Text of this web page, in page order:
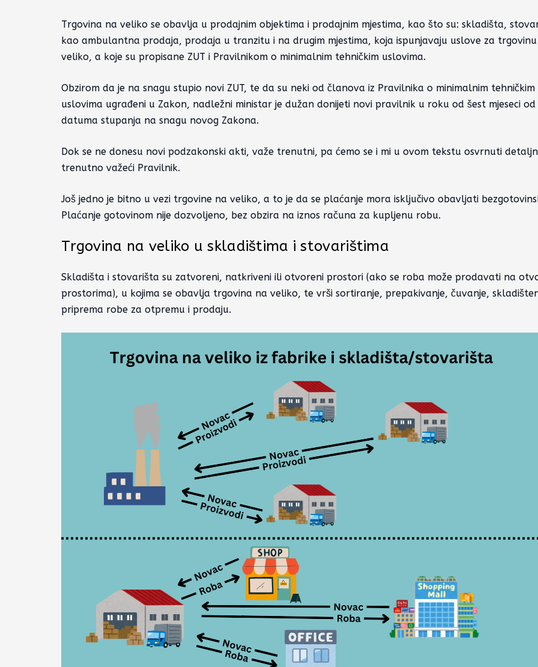
Trgovina na veliko se obavlja u prodajnim objektima i prodajnim mjestima, kao što su: skladišta,
kao ambulantna prodaja, prodaja u tranzitu i na drugim mjestima, koja ispunjavaju uslove za
veliko, a koje su propisane ZUT i Pravilnikom o minimalnim tehničkim uslovima.
Obzirom da je na snagu stupio novi ZUT, te da su neki od članova iz Pravilnika o minimalnim tehničkim
uslovima ugrađeni u Zakon, nadležni ministar je dužan donijeti novi pravilnik u roku od šest mjeseci od
datuma stupanja na snagu novog Zakona.
Dok se ne donesu novi podzakonski akti, važe trenutni, pa ćemo se i mi u ovom tekstu osvrnuti
trenutno važeći Pravilnik.
Još jedno je bitno u vezi trgovine na veliko, a to je da se plaćanje mora isključivo obavljati
Plaćanje gotovinom nije dozvoljeno, bez obzira na iznos računa za kupljenu robu.
Trgovina na veliko u skladištima i stovarištima
Skladišta i stovarišta su zatvoreni, natkriveni ili otvoreni prostori (ako se roba može prodavati na
prostorima), u kojima se obavlja trgovina na veliko, te vrši sortiranje, prepakivanje, čuvanje,
priprema robe za otpremu i prodaju.